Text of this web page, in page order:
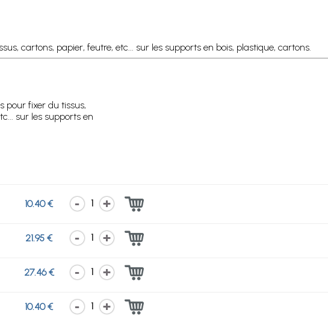
cartons, papier, feutre, etc... sur les supports en bois, plastique, cartons.
pour fixer du tissus,
sur les supports en
10.40 € 1
21.95 € 1
27.46 € 1
10.40 € 1